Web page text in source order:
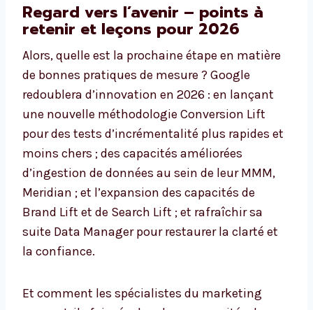
Regard vers l’avenir – points à
retenir et leçons pour 2026
Alors, quelle est la prochaine étape en matière
de bonnes pratiques de mesure ? Google
redoublera d’innovation en 2026 : en lançant
une nouvelle méthodologie Conversion Lift
pour des tests d’incrémentalité plus rapides et
moins chers ; des capacités améliorées
d’ingestion de données au sein de leur MMM,
Meridian ; et l’expansion des capacités de
Brand Lift et de Search Lift ; et rafraîchir sa
suite Data Manager pour restaurer la clarté et
la confiance.
Et comment les spécialistes du marketing